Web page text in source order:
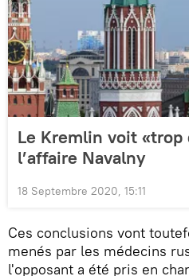
Le Kremlin voit «trop
l’affaire Navalny
18 Septembre 2020, 15:11
Ces conclusions vont
menés par les médecins
l'opposant a été pris en